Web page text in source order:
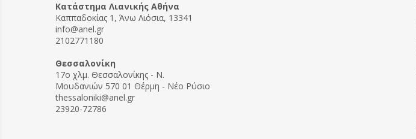
Kατάστημα Λιανικής Αθήνα
Καππαδοκίας 1, Άνω Λιόσια, 13341
info@anel.gr
2102771180
Θεσσαλονίκη
17ο χλμ. Θεσσαλονίκης - Ν.
Μουδανιών 570 01 Θέρμη - Νέο Ρύσιο
thessaloniki@anel.gr
23920-72786